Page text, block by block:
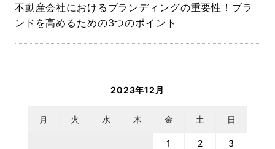
不動産会社におけるブランディングの重要性！ブラ
ンドを高めるための3つのポイント
2023年12月
月 火 水 木 金 土 日
1 2
3